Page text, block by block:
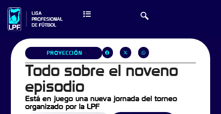
PROYECCIÓN
Todo sobre el noveno
episodio
Está en juego una nueva jornada del torneo
organizado por la LPF